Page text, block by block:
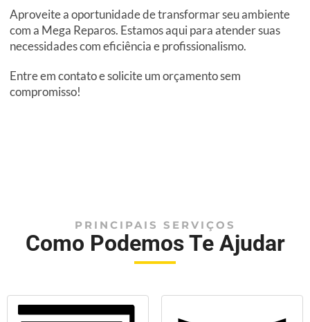
Aproveite a oportunidade de transformar seu ambiente
com a Mega Reparos. Estamos aqui para atender suas
necessidades com eficiência e profissionalismo.
Entre em contato e solicite um orçamento sem
compromisso!
PRINCIPAIS SERVIÇOS
Como Podemos Te Ajudar